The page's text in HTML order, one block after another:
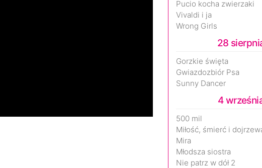
Pucio kocha zwierzaki
Vivaldi i ja
Wrong Girls
28
Gorzkie święta
Gwiazdozbiór Psa
Sunny Dancer
4
500 mil
Mira
Młodsza siostra
Nie patrz w dół 2